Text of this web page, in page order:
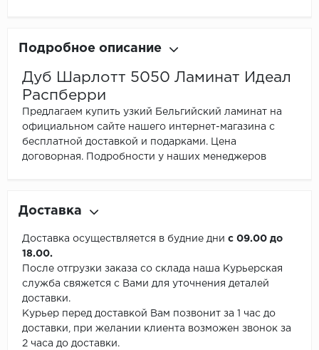
Подробное описание
Дуб Шарлотт 5050 Ламинат Идеал
Распберри
Предлагаем купить узкий Бельгийский ламинат на
официальном сайте нашего интернет-магазина с
бесплатной доставкой и подарками. Цена
договорная. Подробности у наших менеджеров
Доставка
Доставка осуществляется в будние дни с 09.00 до
18.00.
После отгрузки заказа со склада наша Курьерская
служба свяжется с Вами для уточнения деталей
доставки.
Курьер перед доставкой Вам позвонит за 1 час до
доставки, при желании клиента возможен звонок за
2 часа до доставки.